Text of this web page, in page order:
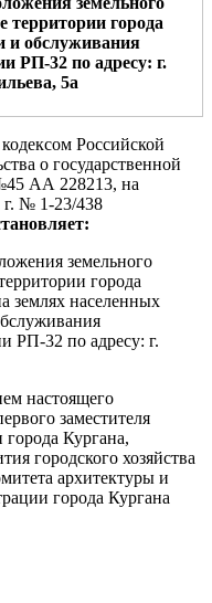
территории города
и обслуживания
РП-32 поадресу: г.
, 5а
Российской
о государственной
АА 228213, на
г. № 1-23/438
земельного
города
землях населенных
РП-32 по адресу: г.
настоящего
заместителя
Кургана,
городского хозяйства
архитектуры и
города Кургана